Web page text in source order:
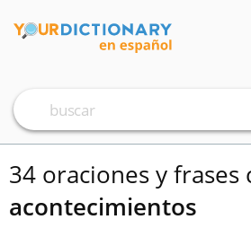
34 oraciones y frases
acontecimientos